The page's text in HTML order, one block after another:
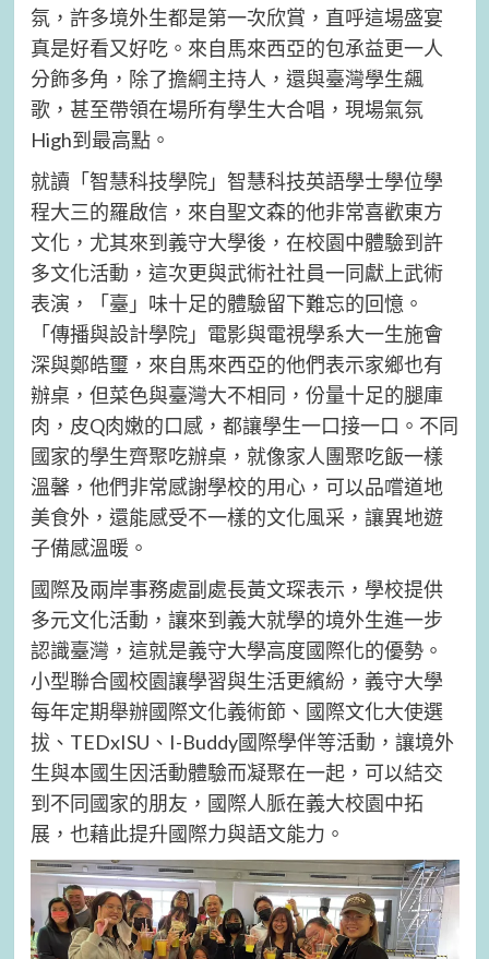
氛，許多境外生都是第一次欣賞，直呼這場盛宴
真是好看又好吃。來自馬來西亞的包承益更一人
分飾多角，除了擔綱主持人，還與臺灣學生飆
歌，甚至帶領在場所有學生大合唱，現場氣氛
High到最高點。
就讀「智慧科技學院」智慧科技英語學士學位學
程大三的羅啟信，來自聖文森的他非常喜歡東方
文化，尤其來到義守大學後，在校園中體驗到許
多文化活動，這次更與武術社社員一同獻上武術
表演，「臺」味十足的體驗留下難忘的回憶。
「傳播與設計學院」電影與電視學系大一生施會
深與鄭皓璽，來自馬來西亞的他們表示家鄉也有
辦桌，但菜色與臺灣大不相同，份量十足的腿庫
肉，皮Q肉嫩的口感，都讓學生一口接一口。不同
國家的學生齊聚吃辦桌，就像家人團聚吃飯一樣
溫馨，他們非常感謝學校的用心，可以品嚐道地
美食外，還能感受不一樣的文化風采，讓異地遊
子備感溫暖。
國際及兩岸事務處副處長黃文琛表示，學校提供
多元文化活動，讓來到義大就學的境外生進一步
認識臺灣，這就是義守大學高度國際化的優勢。
小型聯合國校園讓學習與生活更繽紛，義守大學
每年定期舉辦國際文化義術節、國際文化大使選
拔、TEDxISU、I-Buddy國際學伴等活動，讓境外
生與本國生因活動體驗而凝聚在一起，可以結交
到不同國家的朋友，國際人脈在義大校園中拓
展，也藉此提升國際力與語文能力。